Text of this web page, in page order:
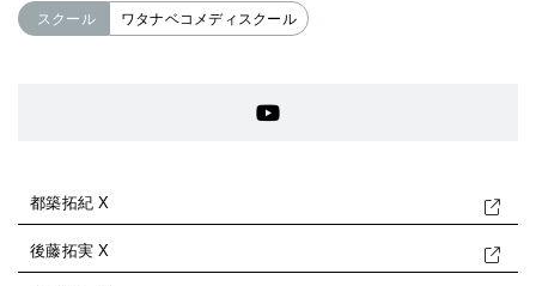
スクール ワタナベコメディスクール
都築拓紀 X
後藤拓実 X